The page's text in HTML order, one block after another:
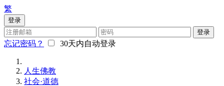
繁
登录
登录
忘记密码？ 30天内自动登录
人生佛教
社会·道德